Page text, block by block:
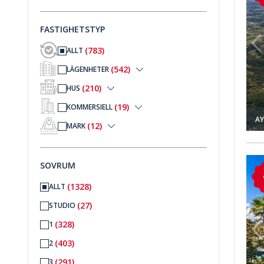
FASTIGHETSTYP
ALLT (783)
LÄGENHETER (542)
HUS (210)
KOMMERSIELL (19)
MARK (12)
SOVRUM
ALLT (1328)
STUDIO (27)
1 (328)
2 (403)
3